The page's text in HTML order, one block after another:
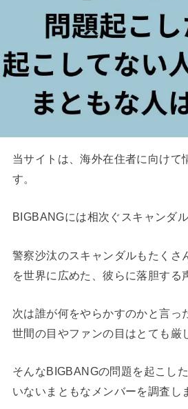
当サイトは、海外在住者に向けて
す。
BIGBANGには相次ぐスキャンダ
警察沙汰のスキャンダルもたくさ
を世界に広めた、彼らに落胆する
次は誰が何をやらかすのかと言っ
世間の目やファンの目はとても厳
そんなBIGBANGの問題を起こし
いないまともなメンバーを調査し